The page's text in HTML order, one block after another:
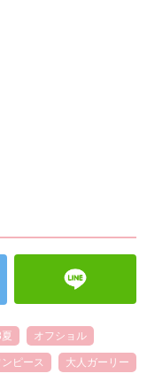
オフショル
ンピース 大人ガーリー